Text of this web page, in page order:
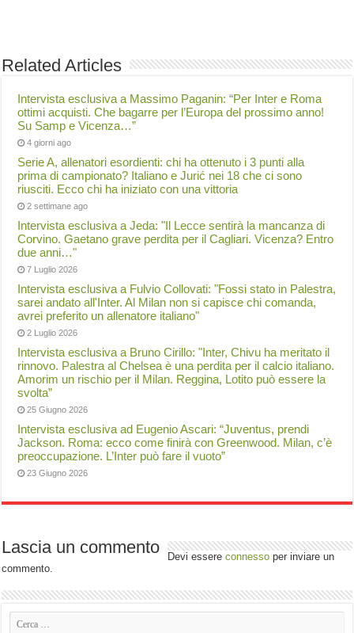
Related Articles
Intervista esclusiva a Massimo Paganin: “Per Inter e Roma
ottimi acquisti. Che bagarre per l’Europa del prossimo anno!
Su Samp e Vicenza…”
4 giorni ago
Serie A, allenatori esordienti: chi ha ottenuto i 3 punti alla
prima di campionato? Italiano e Jurić nei 18 che ci sono
riusciti. Ecco chi ha iniziato con una vittoria
2 settimane ago
Intervista esclusiva a Jeda: "Il Lecce sentirà la mancanza di
Corvino. Gaetano grave perdita per il Cagliari. Vicenza? Entro
due anni…"
7 Luglio 2026
Intervista esclusiva a Fulvio Collovati: "Fossi stato in Palestra,
sarei andato all'Inter. Al Milan non si capisce chi comanda,
avrei preferito un allenatore italiano"
2 Luglio 2026
Intervista esclusiva a Bruno Cirillo: "Inter, Chivu ha meritato il
rinnovo. Palestra al Chelsea è una perdita per il calcio italiano.
Amorim un rischio per il Milan. Reggina, Lotito può essere la
svolta”
25 Giugno 2026
Intervista esclusiva ad Eugenio Ascari: “Juventus, prendi
Jackson. Roma: ecco come finirà con Greenwood. Milan, c’è
preoccupazione. L’Inter può fare il vuoto”
23 Giugno 2026
Lascia un commento Devi essereconnesso per inviare un
commento.